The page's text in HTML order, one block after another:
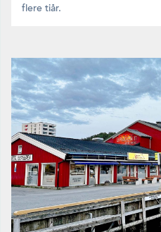
flere tiår.